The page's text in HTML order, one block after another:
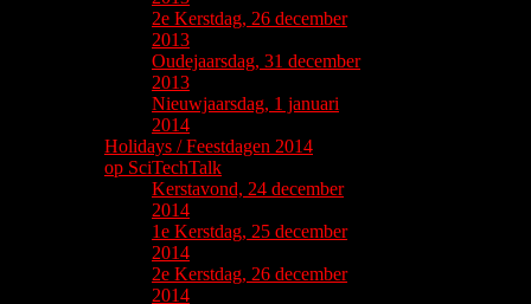
2e Kerstdag, 26 december
2013
Oudejaarsdag, 31 december
2013
Nieuwjaarsdag, 1 januari
2014
Holidays / Feestdagen 2014
op SciTechTalk
Kerstavond, 24 december
2014
1e Kerstdag, 25 december
2014
2e Kerstdag, 26 december
2014